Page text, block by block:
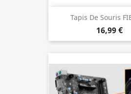
Tapis De Souris
16,99 €